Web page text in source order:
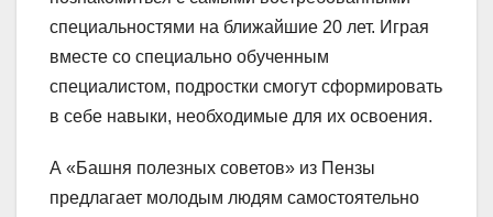
специальностями на ближайшие 20 лет. Играя
вместе со специально обученным
специалистом, подростки смогут сформировать
в себе навыки, необходимые для их освоения.
А «Башня полезных советов» из Пензы
предлагает молодым людям самостоятельно